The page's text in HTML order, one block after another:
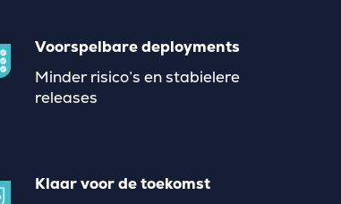
Voorspelbare deployments
Minder risico’s en stabielere
releases
Klaar voor de toekomst